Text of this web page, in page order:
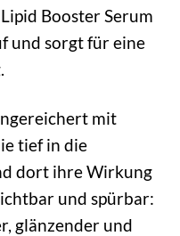
Booster Serum
und sorgt für eine
mit
tief in die
dort ihre Wirkung
und spürbar:
glänzender und